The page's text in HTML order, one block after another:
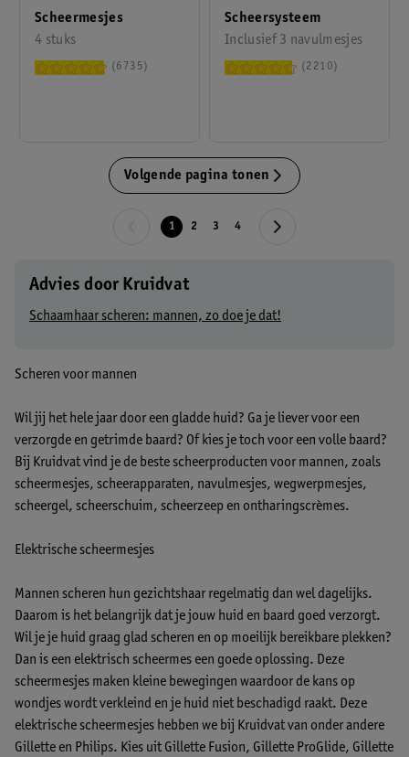
Scheermesjes
4 stuks
6735
Scheersysteem
Inclusief 3 navulmesjes
2210
Volgende pagina tonen
1 2 3 4
Advies door Kruidvat
Schaamhaar scheren: mannen, zo doe je dat!
Scheren voor mannen
Wil jij het hele jaar door een gladde huid? Ga je liever voor een
verzorgde en getrimde baard? Of kies je toch voor een volle baard?
Bij Kruidvat vind je de beste scheerproducten voor mannen, zoals
scheermesjes, scheerapparaten, navulmesjes, wegwerpmesjes,
scheergel, scheerschuim, scheerzeep en ontharingscrèmes.
Elektrische scheermesjes
Mannen scheren hun gezichtshaar regelmatig dan wel dagelijks.
Daarom is het belangrijk dat je jouw huid en baard goed verzorgt.
Wil je je huid graag glad scheren en op moeilijk bereikbare plekken?
Dan is een elektrisch scheermes een goede oplossing. Deze
scheermesjes maken kleine bewegingen waardoor de kans op
wondjes wordt verkleind en je huid niet beschadigd raakt. Deze
elektrische scheermesjes hebben we bij Kruidvat van onder andere
Gillette en Philips. Kies uit Gillette Fusion, Gillette ProGlide, Gillette